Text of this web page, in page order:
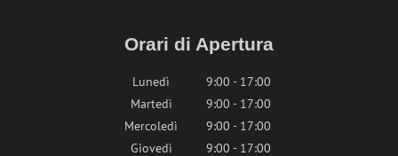
Orari di Apertura
Lunedì
9:00 - 17:00
Martedì
9:00 - 17:00
Mercoledì
9:00 - 17:00
Giovedì
9:00 - 17:00